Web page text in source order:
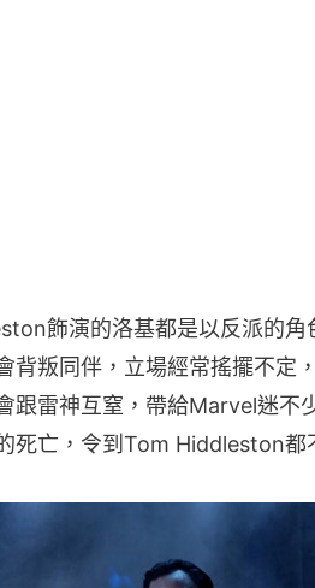
飾演的洛基都是以反派的角
背叛同伴，立場經常搖擺不定
跟雷神互窒，帶給Marvel迷不
死亡，令到Tom Hiddleston都